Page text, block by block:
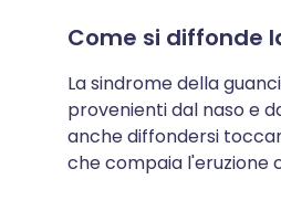
Come si diffonde
La sindrome della
provenienti dal naso e
anche diffondersi
che compaia l'eruzione